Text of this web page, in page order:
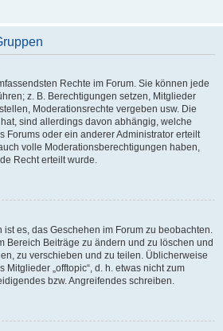
Rechte im Forum. Sie können jede
z. B. Berechtigungen setzen, Mitglieder
Moderationsrechte vergeben usw. Die
sind allerdings davon abhängig, welche
Forums oder ein anderer Administrator erteilt
volle Moderationsberechtigungen haben,
Recht erteilt wurde.
es, das Geschehen im Forum zu beobachten.
Bereich Beiträge zu ändern und zu löschen und
zu verschieben und zu teilen. Üblicherweise
„offtopic“, d. h. etwas nicht zum
bzw. Angreifendes schreiben.